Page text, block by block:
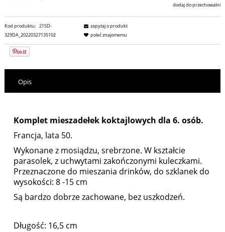
dodaj do przechowalni
Kod produktu: 215D-
329DA_20220327135102
zapytaj o produkt
poleć znajomemu
Opis
Komplet mieszadełek koktajlowych dla 6. osób.
Francja, lata 50.
Wykonane z mosiądzu, srebrzone. W kształcie
parasolek, z uchwytami zakończonymi kuleczkami.
Przeznaczone do mieszania drinków, do szklanek do
wysokości: 8 -15 cm
Są bardzo dobrze zachowane, bez uszkodzeń.
Długość: 16,5 cm